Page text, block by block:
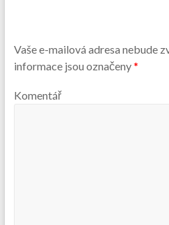
Vaše e-mailová adresa nebude
informace jsou označeny*
Komentář